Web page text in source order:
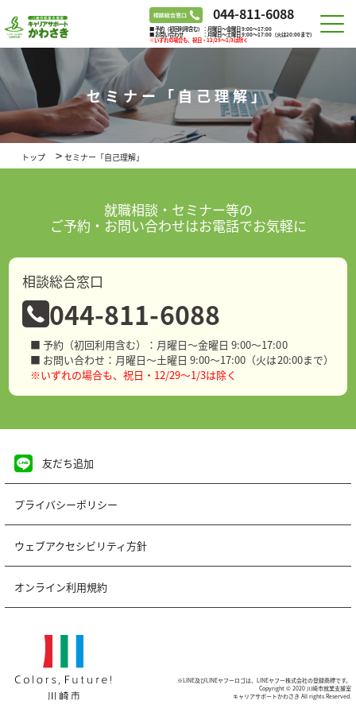
044-811-6088
■ 予約（初回利用含む）：月曜日～金曜日 9:00～17:00
■ お問い合わせ ：月曜日～土曜日 9:00～17:00（火は20:00まで）
※いずれの場合も、祝日・12/29～1/3は除く
セミナー「自己理解」
トップ >セミナー「自己理解」
就職相談・セミナー等の
ご予約・お問い合わせはお電話でお気軽に
相談総合窓口
044-811-6088
■ 予約（初回利用含む）：月曜日～金曜日 9:00～17:00
■ お問い合わせ：月曜日～土曜日 9:00～17:00（火は20:00まで）
※いずれの場合も、祝日・12/29～1/3は除く
友だち追加
プライバシーポリシー
ウェブアクセシビリティ方針
オンライン利用規約
※LINE及びLINEヤフーロゴは、LINEヤフー株式会社の登録商標です。
Copyright © 2020 川崎市就業支援室
キャリアサポートかわさき All rights Reserved.